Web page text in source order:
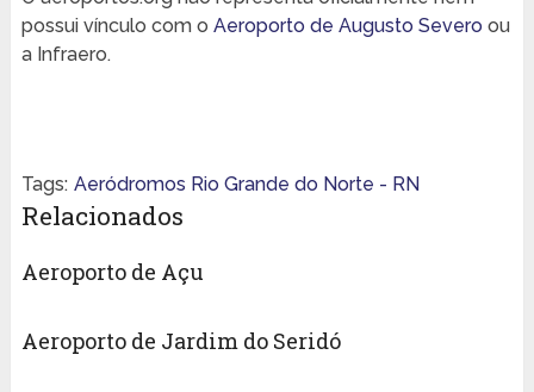
possui vínculo com o Aeroporto de Augusto Severo ou
a Infraero.
Tags: Aeródromos Rio Grande do Norte - RN
Relacionados
Aeroporto de Açu
Aeroporto de Jardim do Seridó